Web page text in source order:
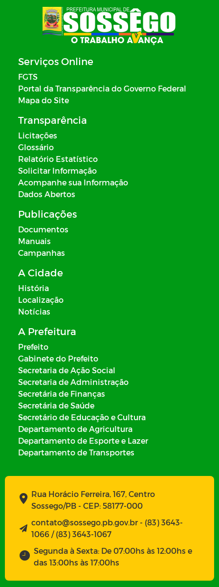
Serviços Online
FGTS
Portal da Transparência do Governo Federal
Mapa do Site
Transparência
Licitações
Glossário
Relatório Estatístico
Solicitar Informação
Acompanhe sua Informação
Dados Abertos
Publicações
Documentos
Manuais
Campanhas
A Cidade
História
Localização
Notícias
A Prefeitura
Prefeito
Gabinete do Prefeito
Secretaria de Ação Social
Secretaria de Administração
Secretária de Finanças
Secretária de Saúde
Secretário de Educação e Cultura
Departamento de Agricultura
Departamento de Esporte e Lazer
Departamento de Transportes
Rua Horácio Ferreira, 167, Centro
Sossego/PB - CEP: 58177-000
contato@sossego.pb.gov.br - (83) 3643-
1066 / (83) 3643-1067
Segunda à Sexta: De 07:00hs às 12:00hs e
das 13:00hs às 17:00hs